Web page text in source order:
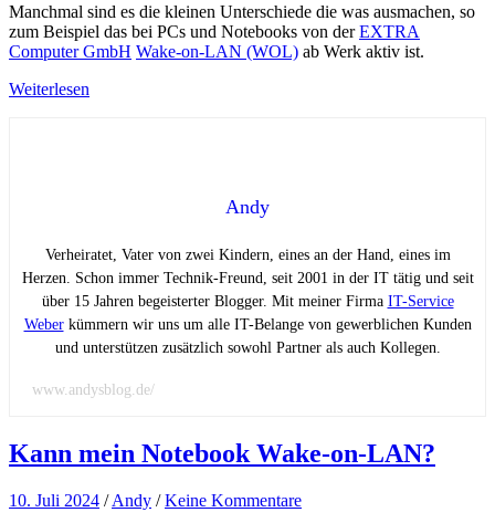
Manchmal sind es die kleinen Unterschiede die was ausmachen, so
zum Beispiel das bei PCs und Notebooks von derEXTRA
Computer GmbH Wake-on-LAN (WOL) ab Werk aktiv ist.
Weiterlesen
Andy
Verheiratet, Vater von zwei Kindern, eines an der Hand, eines im
Herzen. Schon immer Technik-Freund, seit 2001 in der IT tätig und seit
über 15 Jahren begeisterter Blogger. Mit meiner Firma IT-Service
Weberkümmern wir uns um alle IT-Belange von gewerblichen Kunden
und unterstützen zusätzlich sowohl Partner als auch Kollegen.
www.andysblog.de/
Kann mein Notebook Wake-on-LAN?
10. Juli 2024 /Andy /Keine Kommentare